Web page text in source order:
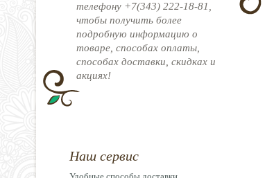
телефону +7(343) 222-18-81,
чтобы получить более
подробную информацию о
товаре, способах оплаты,
способах доставки, скидках и
акциях!
Наш сервис